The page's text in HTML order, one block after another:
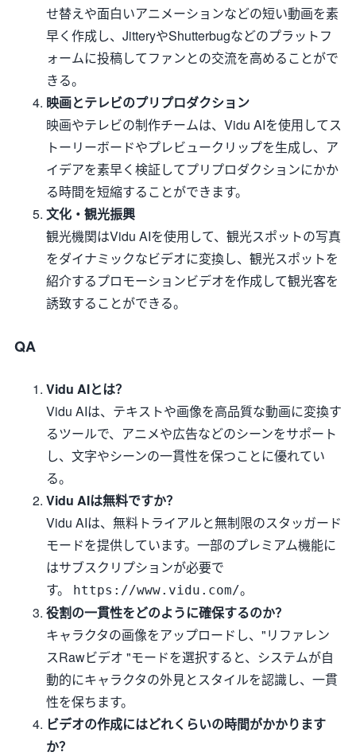
せ替えや面白いアニメーションなどの短い動画を素
早く作成し、JitteryやShutterbugなどのプラットフ
ォームに投稿してファンとの交流を高めることがで
きる。
映画とテレビのプリプロダクション
映画やテレビの制作チームは、Vidu AIを使用してス
トーリーボードやプレビュークリップを生成し、ア
イデアを素早く検証してプリプロダクションにかか
る時間を短縮することができます。
文化・観光振興
観光機関はVidu AIを使用して、観光スポットの写真
をダイナミックなビデオに変換し、観光スポットを
紹介するプロモーションビデオを作成して観光客を
誘致することができる。
QA
Vidu AIとは？
Vidu AIは、テキストや画像を高品質な動画に変換す
るツールで、アニメや広告などのシーンをサポート
し、文字やシーンの一貫性を保つことに優れてい
る。
Vidu AIは無料ですか？
Vidu AIは、無料トライアルと無制限のスタッガード
モードを提供しています。一部のプレミアム機能に
はサブスクリプションが必要で
す。
https://www.vidu.com/。
役割の一貫性をどのように確保するのか？
キャラクタの画像をアップロードし、"リファレン
スRawビデオ "モードを選択すると、システムが自
動的にキャラクタの外見とスタイルを認識し、一貫
性を保ちます。
ビデオの作成にはどれくらいの時間がかかります
か？